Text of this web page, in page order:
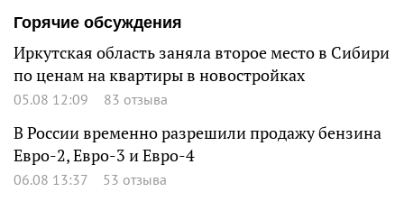
Горячие обсуждения
Иркутская область заняла второе место в Сибири
по ценам на квартиры в новостройках
05.08 12:09 83 отзыва
В России временно разрешили продажу бензина
Евро-2, Евро-3 и Евро-4
06.08 13:37 53 отзыва